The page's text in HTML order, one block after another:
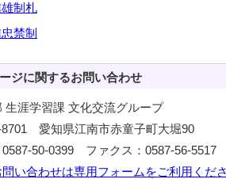
制札
禁制
ジに関するお問い合わせ
生涯学習課 文化交流グループ
8701 愛知県江南市赤童子町大堀90
0587-50-0399 ファクス：0587-56-5517
問い合わせは専用フォームをご利用くださ